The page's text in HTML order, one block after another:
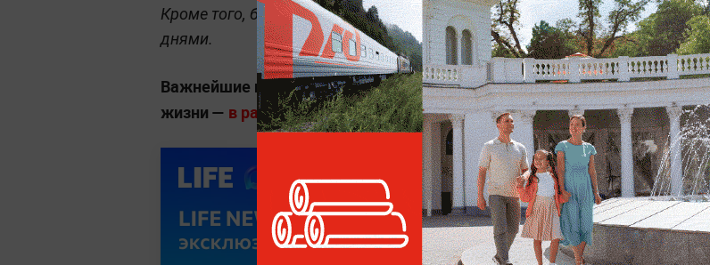
Кроме того, безвизовое пребывание для приезжих теперь ограничат 30
днями.
Важнейшие новости о социальных проектах, традициях и повседневной
жизни — в разделе «Общество» на Life.ru.